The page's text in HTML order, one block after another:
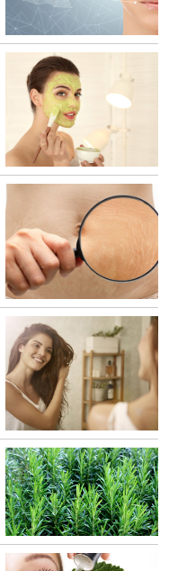
ולמצב הגופני
עובדים יחד כדי
יום וגם בתחום
המטרה שלי היא
אישיות מבוססות
זה הזמן להתחיל.